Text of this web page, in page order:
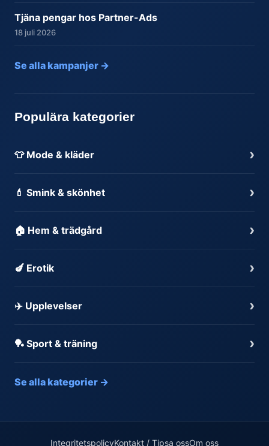
Tjäna pengar hos Partner-Ads
18 juli 2026
Se alla kampanjer →
Populära kategorier
👕 Mode & kläder ›
💄 Smink & skönhet ›
🏠 Hem & trädgård ›
🍆 Erotik ›
✈️ Upplevelser ›
🏓 Sport & träning ›
Se alla kategorier →
IntegritetspolicyKontakt / Tipsa ossOm oss